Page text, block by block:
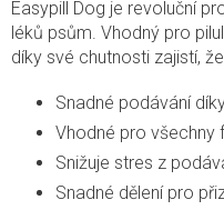
Easypill Dog je revoluční
léků psům. Vhodný pro
díky své chutnosti zajistí,
Snadné podávání
Vhodné pro všechny
Snižuje stres z
Snadné dělení pro